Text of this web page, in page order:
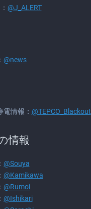
@J_ALERT
@news
電情報： @TEPCO_Blackout
情報
@Souya
@Kamikawa
@Rumoi
@Ishikari